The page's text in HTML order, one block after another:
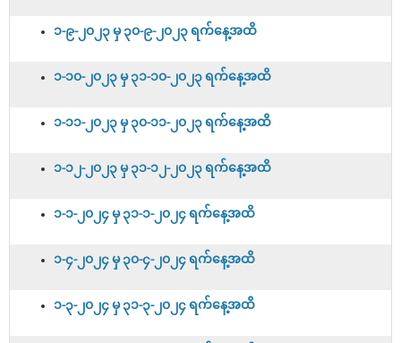
၁-၉-၂၀၂၃ မှ ၃၀-၉-၂၀၂၃ ရက်နေ့အထိ
၁-၁၀-၂၀၂၃ မှ ၃၁-၁၀-၂၀၂၃ ရက်နေ့အထိ
၁-၁၁-၂၀၂၃ မှ ၃၀-၁၁-၂၀၂၃ ရက်နေ့အထိ
၁-၁၂-၂၀၂၃ မှ ၃၁-၁၂-၂၀၂၃ ရက်နေ့အထိ
၁-၁-၂၀၂၄ မှ ၃၁-၁-၂၀၂၄ ရက်နေ့အထိ
၁-၄-၂၀၂၄ မှ ၃၀-၄-၂၀၂၄ ရက်နေ့အထိ
၁-၃-၂၀၂၄ မှ ၃၁-၃-၂၀၂၄ ရက်နေ့အထိ